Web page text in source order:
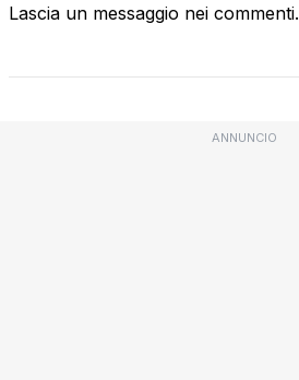
Lascia un messaggio nei commenti.
ANNUNCIO